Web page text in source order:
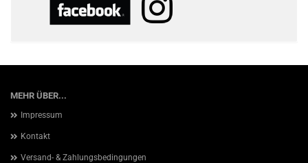
MEHR ÜBER...
Impressum
Kontakt
Versand- & Zahlungsbedingungen